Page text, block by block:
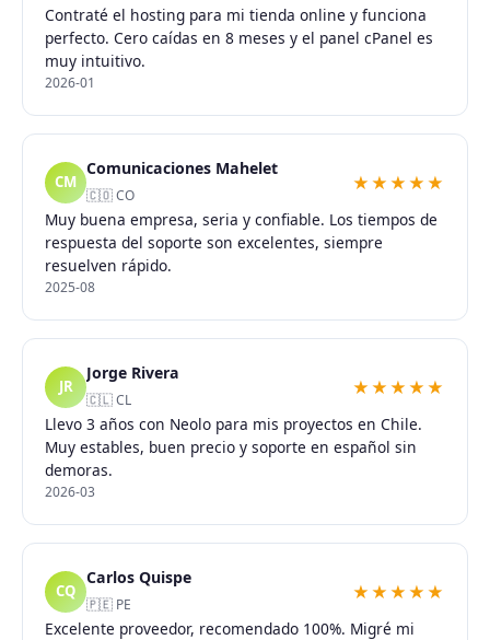
Contraté el hosting para mi tienda online y funciona
perfecto. Cero caídas en 8 meses y el panel cPanel es
muy intuitivo.
2026-01
CM
Comunicaciones Mahelet
🇨🇴 CO
★★★★★
Muy buena empresa, seria y confiable. Los tiempos de
respuesta del soporte son excelentes, siempre
resuelven rápido.
2025-08
JR
Jorge Rivera
🇨🇱 CL
★★★★★
Llevo 3 años con Neolo para mis proyectos en Chile.
Muy estables, buen precio y soporte en español sin
demoras.
2026-03
CQ
Carlos Quispe
🇵🇪 PE
★★★★★
Excelente proveedor, recomendado 100%. Migré mi